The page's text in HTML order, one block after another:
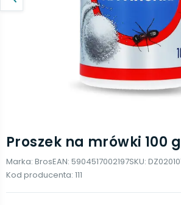
Proszek na mrówki 100 g
Marka: BrosEAN: 5904517002197SKU:
Kod producenta: 111